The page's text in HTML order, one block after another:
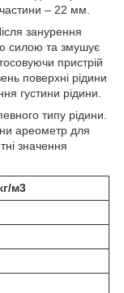
– 22 мм.
занурення
силою та змушує
пристрій
поверхні рідини
густини рідини.
типу рідини.
ареометр для
значення
м3